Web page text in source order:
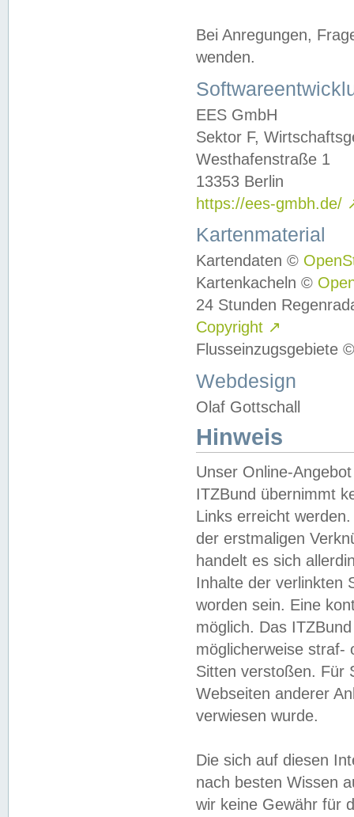
Bei Anregungen,
wenden.
EES GmbH
Sektor F,
Westhafenstraße 1
13353 Berlin
https://ees-gmbh.de/
Kartenmaterial
Kartendaten ©
Kartenkacheln ©
24 Stunden
Copyright ↗
Flusseinzugsgebiete
Webdesign
Olaf Gottschall
Hinweis
Unser Online-
ITZBund übernimmt
Links erreicht
der erstmaligen
handelt es sich
Inhalte der verlinkten
worden sein. Eine
möglich. Das
möglicherweise straf-
Sitten verstoßen. Für
Webseiten anderer
verwiesen wurde.
Die sich auf diesen
nach besten Wissen
wir keine Gewähr für